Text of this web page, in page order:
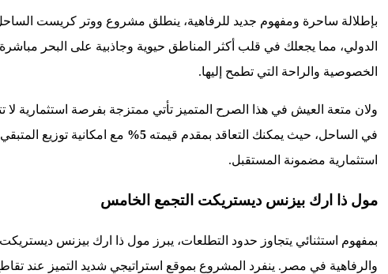
بإطلالة ساحرة ومفهوم جديد للرفاهية، ينطلق مشروع ووتر كريست الساحل
الدولي، مما يجعلك في قلب أكثر المناطق حيوية وجاذبية على البحر
الخصوصية والراحة التي تطمح إليها.
ولان متعة العيش في هذا الصرح المتميز تأتي ممتزجة بفرصة استثمارية لا
في الساحل، حيث يمكنك التعاقد بمقدم قيمته 5% مع امكانية توزيع
استثمارية مضمونة المستقبل.
مول ذا ارك بيزنس ديستريكت التجمع الخامس
بمفهوم استثنائي يتجاوز حدود التطلعات، يبرز مول ذا ارك بيزنس
والرفاهية في مصر. ينفرد المشروع بموقع استراتيجي شديد التميز عند